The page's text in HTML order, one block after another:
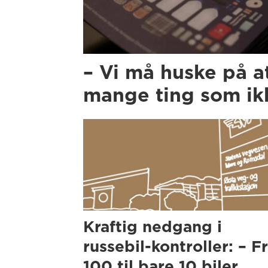
– Vi må huske på
mange ting som
Kraftig nedgang i
russebil-kontroller: –